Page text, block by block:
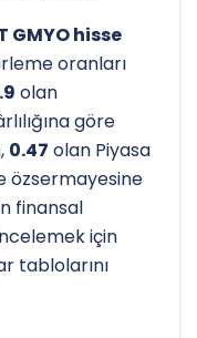
GMYO hisse
oranları
olan
göre
0.47 olan Piyasa
özsermayesine
finansal
için
tablolarını